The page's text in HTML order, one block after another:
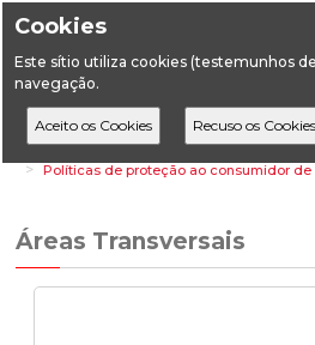
Cookies
Este sítio utiliza cookies (testemunhos
navegação.
HomeÁreas Transversais
Políticas de proteção ao consumidor de
Áreas Transversais